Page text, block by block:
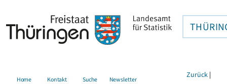
Home Kontakt Suche Newsletter Zurück |